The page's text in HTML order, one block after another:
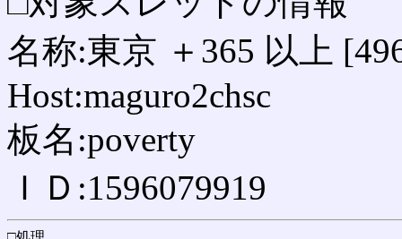
名称:東京 ＋365 以上
Host:maguro2chsc
板名:poverty
ＩＤ:1596079919